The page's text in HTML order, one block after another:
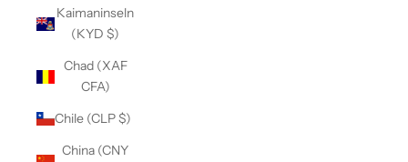
Kaimaninseln
(KYD $)
Chad (XAF
CFA)
Chile (CLP $)
China (CNY